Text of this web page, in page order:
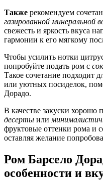
Также рекомендуем
газированной минеральной
свежесть и яркость вкуса
гармонии к его мягкому
Чтобы усилить нотки
попробуйте подать ром с
Такое сочетание подходит
или уютных посиделок,
Дорадо.
В качестве закуски хорошо
десерты или
фруктовые оттенки рома и
оставляя желание
Ром Барсело
особенности и